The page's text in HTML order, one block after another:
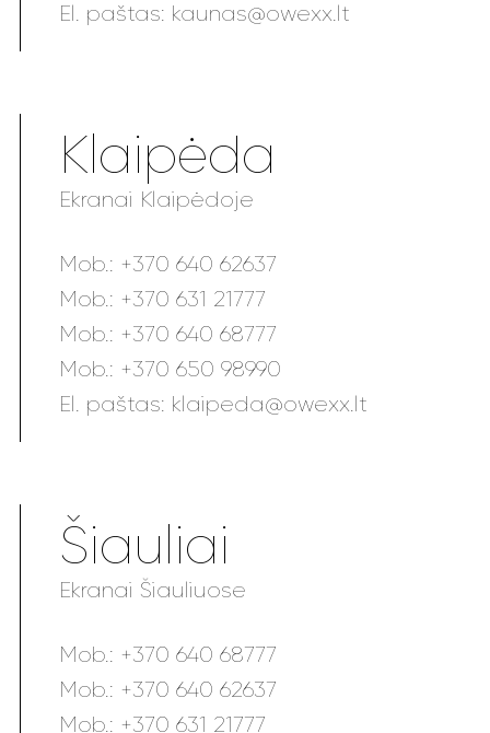
El. paštas: kaunas@owexx.lt
Klaipėda
Ekranai Klaipėdoje
Mob.: +370 640 62637
Mob.: +370 631 21777
Mob.: +370 640 68777
Mob.: +370 650 98990
El. paštas: klaipeda@owexx.lt
Šiauliai
Ekranai Šiauliuose
Mob.: +370 640 68777
Mob.: +370 640 62637
Mob.: +370 631 21777